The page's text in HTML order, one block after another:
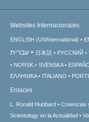
Websites Internacionales
ENGLISH (US/International)
עברית 日本語 РУССКИЙ
NORSK
SVENSKA
ΕΛΛΗΝΙΚA
ITALIANO
Enlaces
L. Ronald Hubbard Creencias
Scientology en la Actualidad